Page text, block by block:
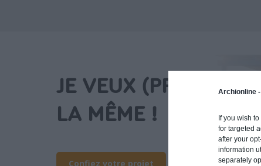
Archionline -
If you wish
for targeted
after your
information
separately
JE VEUX (PRESQUE)
LA MÊME !
Confiez votre projet